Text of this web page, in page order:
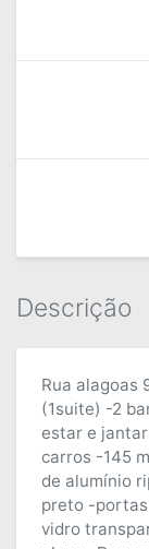
Descrição
Rua alagoas
(1suite) -2
estar e
carros -145
de alumínio
preto -
vidro